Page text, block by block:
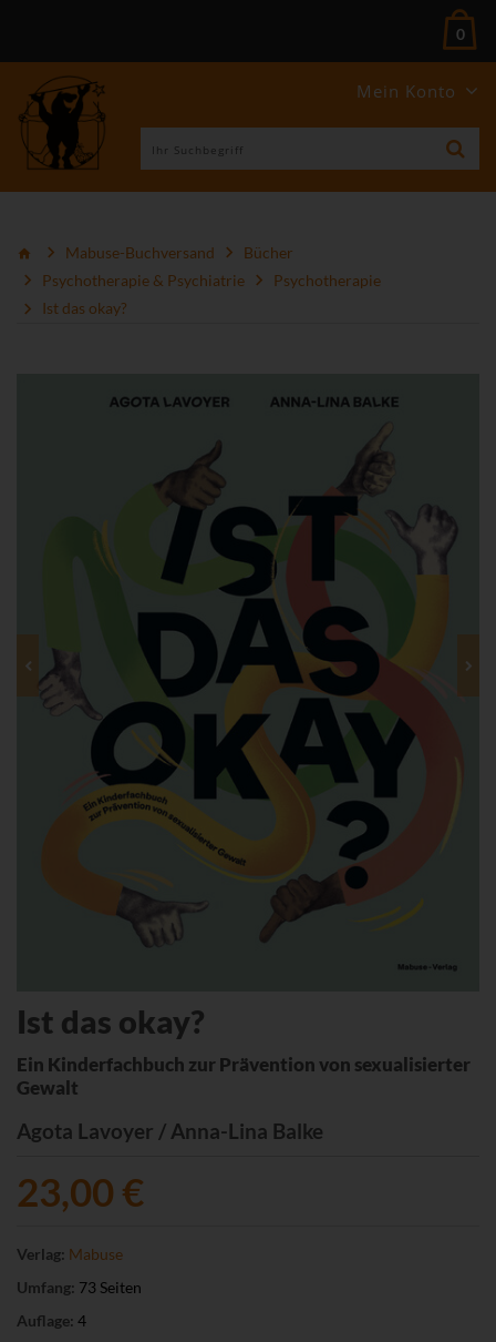
Mein Konto
0
Mabuse-Buchversand
Bücher
Psychotherapie & Psychiatrie
Psychotherapie
Ist das okay?
Ist das okay?
Ein Kinderfachbuch zur Prävention von sexualisierter
Gewalt
Agota Lavoyer / Anna-Lina Balke
23,00 €
Verlag: Mabuse
Umfang: 73 Seiten
Auflage: 4